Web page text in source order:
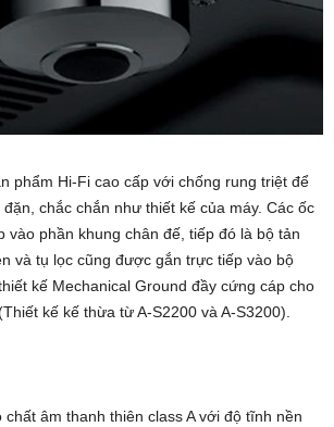
phẩm Hi-Fi cao cấp với chống rung triệt để
chắc chắn như thiết kế của máy. Các ốc
vào phần khung chân đế, tiếp đó là bộ tản
và tụ lọc cũng được gắn trực tiếp vào bộ
kế Mechanical Ground đầy cứng cáp cho
kế kế thừa từ A-S2200 và A-S3200).
chất âm thanh thiên class A với độ tĩnh nền